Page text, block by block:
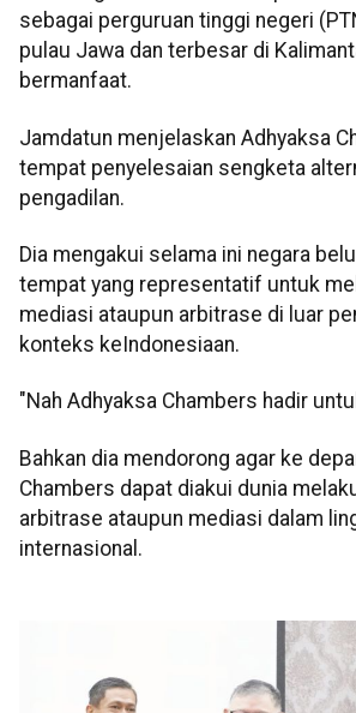
sebagai perguruan tinggi negeri
pulau Jawa dan terbesar di
bermanfaat.
Jamdatun menjelaskan Adhyaksa
tempat penyelesaian sengketa
pengadilan.
Dia mengakui selama ini negara
tempat yang representatif untuk
mediasi ataupun arbitrase di luar
konteks keIndonesiaan.
"Nah Adhyaksa Chambers hadir
Bahkan dia mendorong agar ke
Chambers dapat diakui dunia
arbitrase ataupun mediasi dalam
internasional.